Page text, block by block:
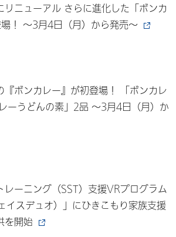
リニューアル さらに進化した「ボンカ
！ ～3月4日（月）から発売～
『ボンカレー』が初登場！ 「ボンカレ
ーうどんの素」2品 ～3月4日（月）か
レーニング（SST）支援VRプログラム
イスデュオ）」にひきこもり家族支援
を開始